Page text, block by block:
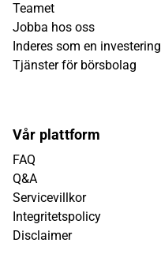
Teamet
Jobba hos oss
Inderes som en investering
Tjänster för börsbolag
Vår plattform
FAQ
Q&A
Servicevillkor
Integritetspolicy
Disclaimer